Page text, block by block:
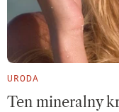
URODA
Ten mineralny